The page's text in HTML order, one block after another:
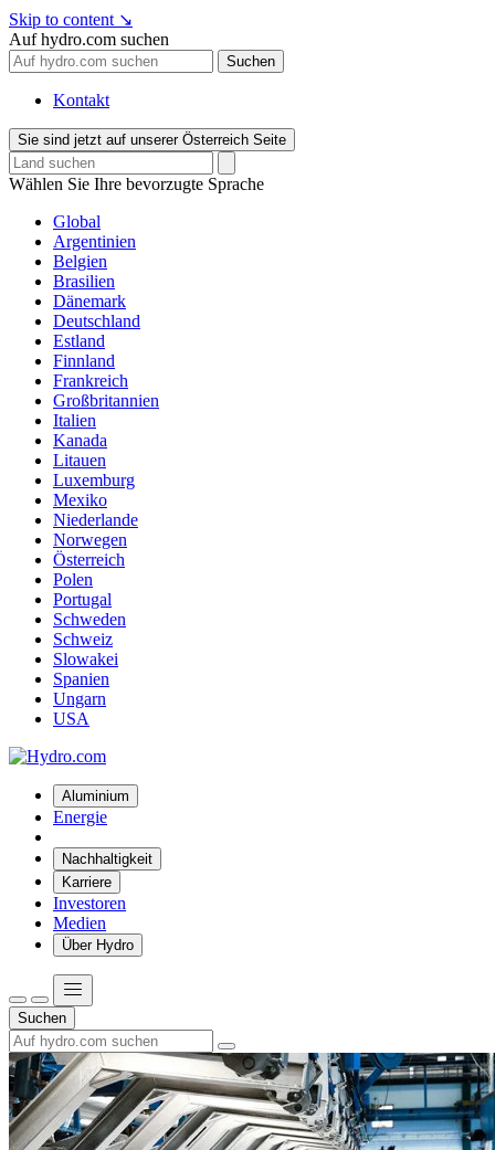
Skip to content ↘
Auf hydro.com suchen
Suchen
Kontakt
Sie sind jetzt auf unserer Österreich Seite
Wählen Sie Ihre bevorzugte Sprache
Global
Argentinien
Belgien
Brasilien
Dänemark
Deutschland
Estland
Finnland
Frankreich
Großbritannien
Italien
Kanada
Litauen
Luxemburg
Mexiko
Niederlande
Norwegen
Österreich
Polen
Portugal
Schweden
Schweiz
Slowakei
Spanien
Ungarn
USA
Aluminium
Energie
Nachhaltigkeit
Karriere
Investoren
Medien
Über Hydro
Suchen